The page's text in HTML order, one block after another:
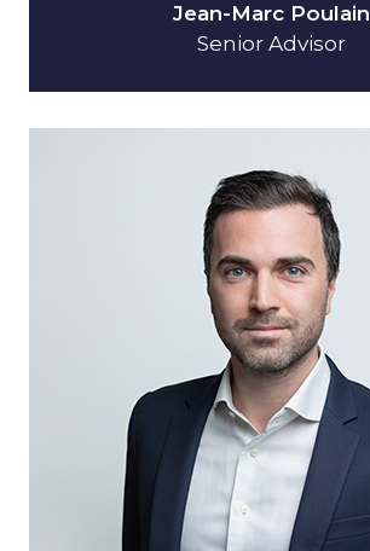
Jean-Marc Poulain
Senior Advisor